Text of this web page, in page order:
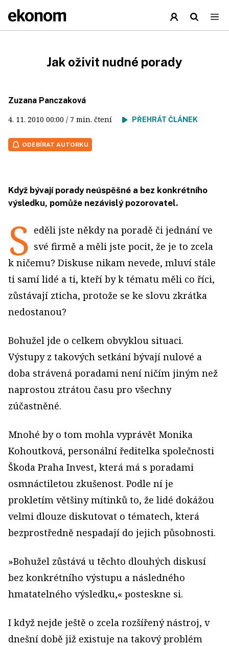
Jak oživit nudné porady
Zuzana Panczaková
4. 11. 2010 00:00 / 7 min. čtení PŘEHRÁT ČLÁNEK
ODEBÍRAT AUTORKU
Když bývají porady neúspěšné a bez konkrétního
výsledku, pomůže nezávislý pozorovatel.
S eděli jste někdy na poradě či jednání ve
své firmě a měli jste pocit, že je to zcela
k ničemu? Diskuse nikam nevede, mluví stále
ti samí lidé a ti, kteří by k tématu měli co říci,
zůstávají zticha, protože se ke slovu zkrátka
nedostanou?
Bohužel jde o celkem obvyklou situaci.
Výstupy z takových setkání bývají nulové a
doba strávená poradami není ničím jiným než
naprostou ztrátou času pro všechny
zúčastněné.
Mnohé by o tom mohla vyprávět Monika
Kohoutková, personální ředitelka společnosti
Škoda Praha Invest, která má s poradami
osmnáctiletou zkušenost. Podle ní je
prokletím většiny mítinků to, že lidé dokážou
velmi dlouze diskutovat o tématech, která
bezprostředně nespadají do jejich působnosti.
»Bohužel zůstává u těchto dlouhých diskusí
bez konkrétního výstupu a následného
hmatatelného výsledku,« posteskne si.
I když nejde ještě o zcela rozšířený nástroj, v
dnešní době již existuje na takový problém